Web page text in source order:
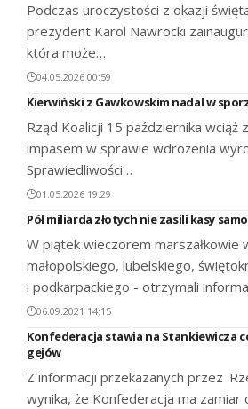
Podczas uroczystości z okazji
prezydent Karol Nawrocki
która może…
04.05.2026 00:59
Kierwiński z Gawkowskim nadal w
Rząd Koalicji 15 października wciąż
impasem w sprawie wdrożenia
Sprawiedliwości…
01.05.2026 19:29
Pół miliarda złotych nie zasili kasy
W piątek wieczorem
małopolskiego, lubelskiego,
i podkarpackiego - otrzymali
06.09.2021 14:15
Konfederacja stawia na Stankiewicza
gejów
Z informacji przekazanych przez
wynika, że Konfederacja ma zamiar